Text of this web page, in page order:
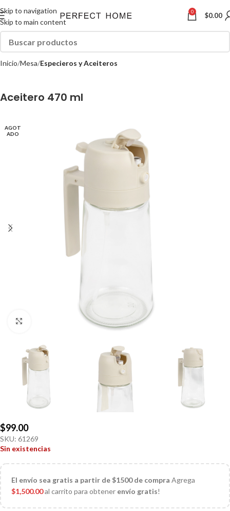
Skip to navigation
Skip to main content
0 $0.00
Inicio Mesa Especieros y Aceiteros
Aceitero 470 ml
AGOT
ADO
$99.00
SKU: 61269
Sin existencias
El envío sea gratis a partir de $1500 de compra Agrega
$1,500.00al carrito para obtener envío gratis!